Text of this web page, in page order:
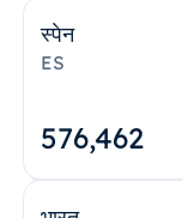
स्पेन
ES
576,463